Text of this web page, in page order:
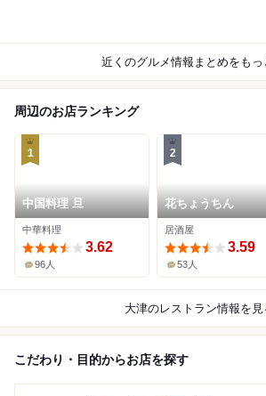
近くのグルメ情報まとめをもっ
周辺のお店ランキング
1
中国料理 旦
中華料理
3.62
96人
2
花ちょうちん
居酒屋
3.59
53人
大津のレストラン情報を見
こだわり・目的からお店を探す